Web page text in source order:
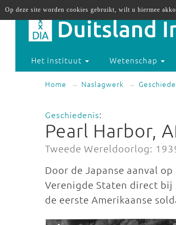
Het instituut Wetenschap
Home Naslagwerk
Geschiedenis:
Pearl Harbor,
Tweede Wereldoorlog:
Door de Japanse aanval
Verenigde Staten direct
de eerste Amerikaanse
Op deze site worden cookies gebruikt, wilt u hiermee